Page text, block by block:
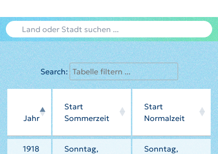
Search:
Jahr
Start
Sommerzeit
Start
Normalzeit
1918
Sonntag,
Sonntag,